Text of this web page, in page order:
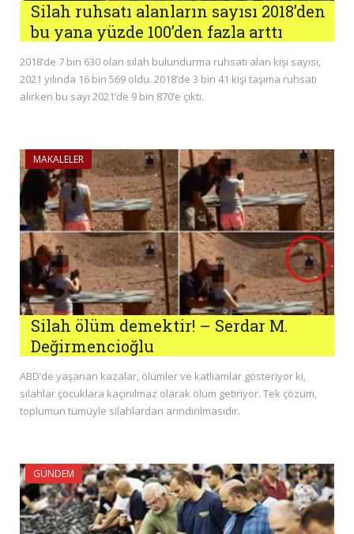
Silah ruhsatı alanların sayısı 2018’den
bu yana yüzde 100’den fazla arttı
2018’de 7 bin 630 olan silah bulundurma ruhsatı alan kişi sayısı,
2021 yılında 16 bin 569 oldu. 2018’de 3 bin 41 kişi taşıma ruhsatı
alırken bu sayı 2021’de 9 bin 870’e çıktı.
MAKALELER
Silah ölüm demektir! – Serdar M.
Değirmencioğlu
ABD’de yaşanan kazalar, ölümler ve katliamlar gösteriyor ki,
silahlar çocuklara kaçınılmaz olarak ölüm getiriyor. Tek çözüm,
toplumun tümüyle silahlardan arındırılmasıdır.
GÜNDEM